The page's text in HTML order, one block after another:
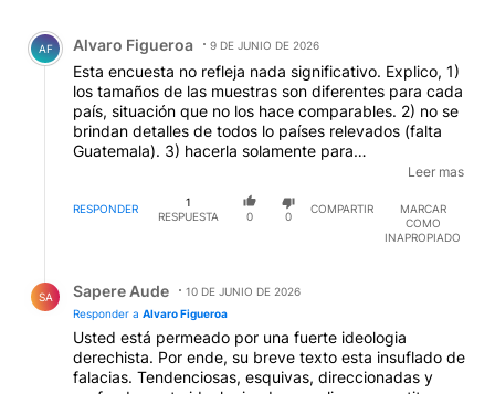
Comentario de Alvaro Figueroa.
AF Alvaro Figueroa 9 DE JUNIO DE 2026
Esta encuesta no refleja nada significativo. Explico, 1)
los tamaños de las muestras son diferentes para cada
país, situación que no los hace comparables. 2) no se
brindan detalles de todos lo países relevados (falta
Guatemala). 3) hacerla solamente para
"Latinoamérica" promueve sesgos ideológicos que se
magnifican al incluir a países muy poblados donde
gobiernan izquierdistas (casos México y Brasil). En
definitiva, Perfil muestra "una mejora" de Milei para
Leer mas
RESPONDER
1
RESPUESTA
0 0
COMPARTIR
MARCAR
COMO
INAPROPIADO
SA Sapere Aude
10 DE JUNIO DE 2026
Responder a Alvaro Figueroa
Usted está permeado por una fuerte ideologia
derechista. Por ende, su breve texto esta insuflado de
falacias. Tendenciosas, esquivas, direccionadas y